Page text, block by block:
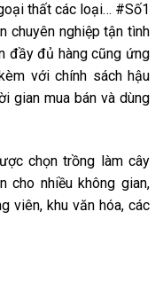
thất các loại… #Số1
chuyên nghiệp tận tình
đầy đủ hàng cũng ứng
với chính sách hậu
gian mua bán và dùng
chọn trồng làm cây
cho nhiều không gian,
viên, khu văn hóa, các